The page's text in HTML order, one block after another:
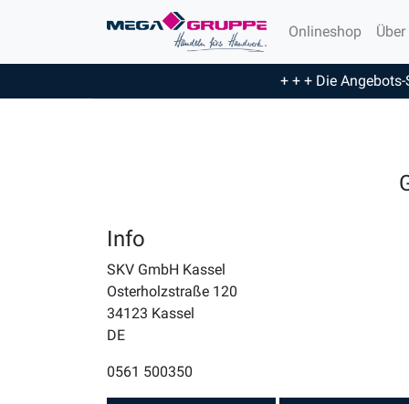
Onlineshop
+ + + Die
Info
SKV GmbH Kassel
Osterholzstraße 120
34123 Kassel
DE
0561 500350